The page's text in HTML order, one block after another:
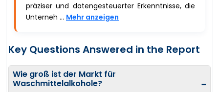
präziser und datengesteuerter Erkenntnisse, die
Unterneh ... Mehr anzeigen
Key Questions Answered in the Report
Wie groß ist der Markt für
Waschmittelalkohole?
−